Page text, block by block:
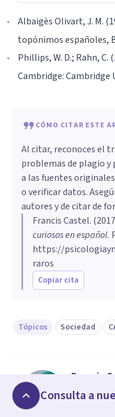
Albaigès Olivart, J. M.
topónimos españoles,
Phillips, W. D.; Rahn, C.
Cambridge: Cambridge
CÓMO CITAR ESTE
Al citar, reconoces el
problemas de plagio
a las fuentes
o verificar datos.
autores y de citar de
Francis Castel. (
curiosos en español.
https://
raros
Copiar cita
Tópicos Sociedad
Francis
Psicólogo
Consulta a